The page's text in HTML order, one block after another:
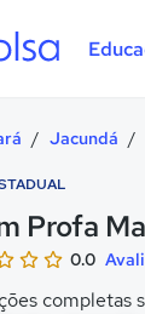
/ Jacundá /
Profa
0.0
completas